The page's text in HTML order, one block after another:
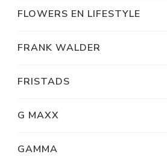
FLOWERS EN LIFESTYLE
FRANK WALDER
FRISTADS
G MAXX
GAMMA